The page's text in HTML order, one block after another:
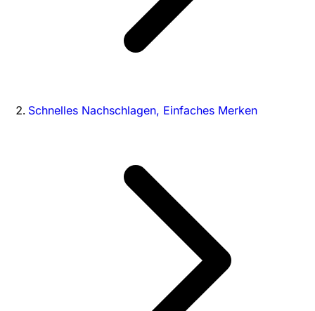
Schnelles Nachschlagen, Einfaches Merken